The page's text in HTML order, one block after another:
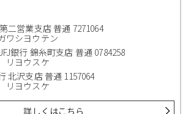
二営業支店 普通 7271064
ワシヨウテン
銀行 錦糸町支店 普通 0784258
ヨウスケ
北沢支店 普通 1157064
ヨウスケ
詳しくはこちら